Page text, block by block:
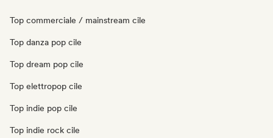
Top commerciale / mainstream cile
Top danza pop cile
Top dream pop cile
Top elettropop cile
Top indie pop cile
Top indie rock cile